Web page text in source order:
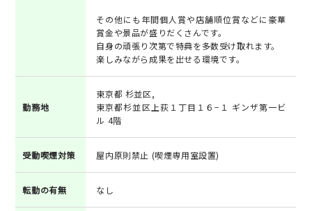
その他にも年間個人賞や店舗順位賞などに豪華
賞金や景品が盛りだくさんです。
自身の頑張り次第で特典を多数受け取れます。
楽しみながら成果を出せる環境です。
勤務地
東京都 杉並区,
東京都杉並区上荻１丁目１６−１ ギンザ第一ビ
ル 4階
受動喫煙対策 屋内原則禁止 (喫煙専用室設置)
転勤の有無 なし